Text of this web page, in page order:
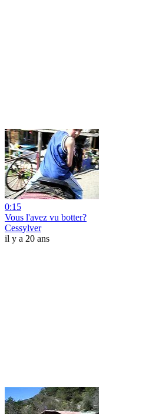
0:15
Vous l'avez vu botter?
Cessylver
il y a 20 ans